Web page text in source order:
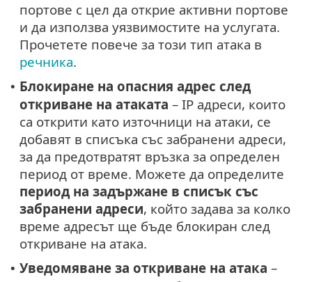
портове с цел да открие активни портове
и да използва уязвимостите на услугата.
Прочетете повече за този тип атака в
речника.
• Блокиране на опасния адрес след
откриване на атаката – IP адреси, които
са открити като източници на атаки, се
добавят в списъка със забранени адреси,
за да предотвратят връзка за определен
период от време. Можете да определите
период на задържане в списък със
забранени адреси, който задава за колко
време адресът ще бъде блокиран след
откриване на атака.
• Уведомяване за откриване на атака –